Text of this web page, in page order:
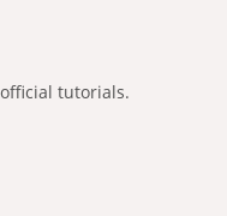
tutorials.